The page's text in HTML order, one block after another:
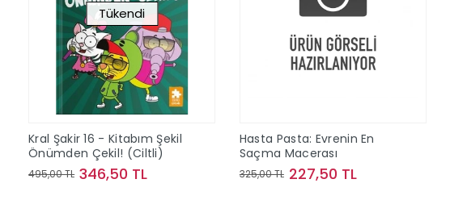
Tükendi
Kral Şakir 16 - Kitabım Şekil
Önümden Çekil! (Ciltli)
495,00 TL 346,50 TL
Hasta Pasta: Evrenin En
Saçma Macerası
325,00 TL 227,50 TL